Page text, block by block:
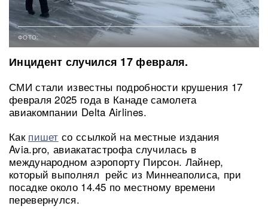
ФОТО:
Инцидент случился 17 февраля.
СМИ стали известны подробности крушения 17
февраля 2025 года в Канаде самолета
авиакомпании Delta Airlines.
Как пишет со ссылкой на местные издания
Avia.pro, авиакатастрофа случилась в
международном аэропорту Пирсон. Лайнер,
который выполнял рейс из Миннеаполиса, при
посадке около 14.45 по местному времени
перевернулся.